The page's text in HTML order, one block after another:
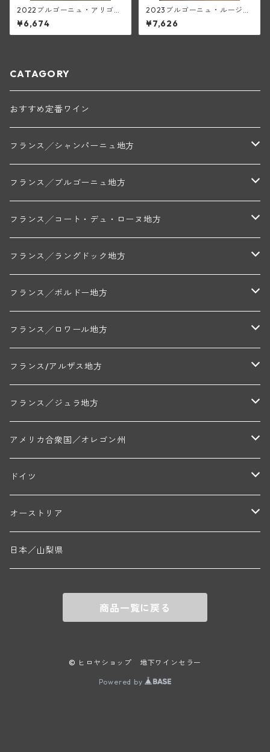
2022ブルゴーニュ・アリゴテ
(マルキ・ダンジェルヴィル)
¥6,674
2023ブルゴーニュ・ルージュ
(ブリューノ・デゾネイ・ビセ
イ)
¥7,626
CATAGORY
おすすめ定番ワイン
フランス╱シャンパーニュ地方
モンターニュ・ド・ランス
トリシェ・ディディエ
コート・デ・ブラン
ミッシェル・ジュネ
フランス╱ブルゴーニュ地方
シャブリ地区
プティ・ポンティニィ(シャブリ)
アラン・マティアス(トネロワ)
コート・ド・ニュイ地区
クロード・デュガ(ジュヴレ・シャンベルタン)
セラファン・ペール・エ・フィス(ジュヴレ・シャンベルタン)
エマニュエル・ルジェ(フラジェ・エシェゾー)
ニコラ・ルジェ(フラジェ・エシェゾー)
ドニ・モルテ(ジュヴレ・シャンベルタン)
コート・ド・ボーヌ地区
フランソワーズ・ジャニアール(ペルナン・ヴェルジュレス)
マルキ・ダンジェルヴィル(ヴォルネー)
ドニ・ペール・エ・フィス(ペルナン・ヴェルジュレス)
コント・ラフォン(ムルソー)
フランソワ・ミクルスキ(ムルソー)
コート・シャロネーズ地区
ロワイエ(コート・デュ・クーショワ)
A&Pド・ヴィレーヌ(ブーズロン)
マコネ地区
マンシア・ポンセ(シャントレ)
ボージョレ地区
フランク・ジュイヤール(ジュリエナ)
ギイ・ブルトン(モルゴン)
フランス╱コート・デュ・ローヌ地方
北部地区
ジャン・ルイ・シャーヴ(エルミタージュ)
ジャン・ルイ・シャーヴ・セレクション(エルミタージュ)
南部地区
ル・ヴュー・ドンジョン(シャトーヌフ・デュ・パプ)
シャトー・ライヤ(シャトーヌフ・デュ・パプ)
フランス╱ラングドック地方
コトー・デュ・ラングドック地区
ド・ロルチュ(ヴァルフローネ)
ヴァン・ド・ペイ・ド・レロー
ムーラン・ド・ガサック
フランス╱ボルドー地方
アントル・ドゥー・メール地区
シャトー・レストリーユ
メドック地区
シャトー・ル・タンプル
フランス╱ロワール地方
ペイ・ナンテ地区
デ・オー・ペミオン(ムスカデ)
サントル・ニヴェルネ地区
ディディエ・ダグノー(プイィ・フュメ)
レジス・ミネ(プイィ・フュメ)
トゥーレーヌ地区
ド・ラ・ノブレ(シノン)
フランス/アルザス地方
ロリー・ガスマン
フランス／ジュラ地方
アルボワ
ペリカン
アメリカ合衆国／オレゴン州
ウィラメット・ヴァレー
ニコラ・ジェイ
ドイツ
ラインガウ
ゲオルグ・ブロイヤー
フランケン
オーストリア
テルメンレギオン
セップ・モーザ―
カンプタール
日本／山梨県
商品一覧に戻る
© ヒロヤショップ 地下ワインセラー
Powered by